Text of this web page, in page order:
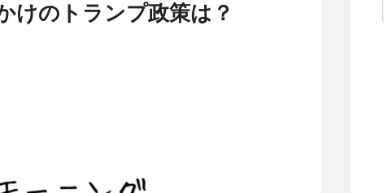
けのトランプ政策は？